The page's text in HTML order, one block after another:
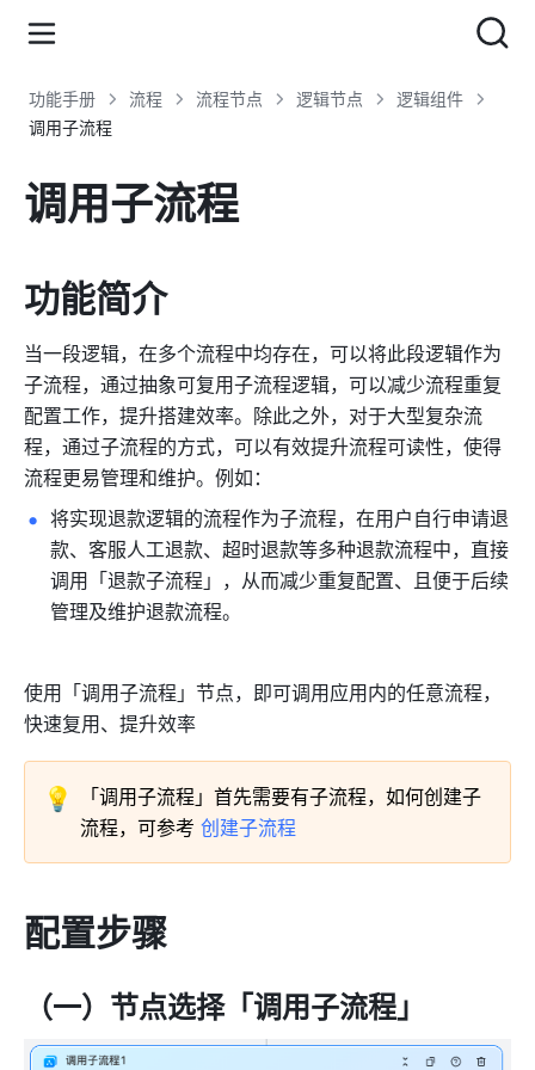
功能手册 流程 流程节点 逻辑节点
逻辑组件
调用子流程
调用子流程
功能简介
当一段逻辑，在多个流程中均存在，可以将此段逻辑作为
子流程，通过抽象可复用子流程逻辑，可以减少流程重复
配置工作，提升搭建效率。除此之外，对于大型复杂流
程，通过子流程的方式，可以有效提升流程可读性，使得
流程更易管理和维护。例如：
将实现退款逻辑的流程作为子流程，在用户自行申请退
款、客服人工退款、超时退款等多种退款流程中，直接
调用「退款子流程」，从而减少重复配置、且便于后续
管理及维护退款流程。
使用「调用子流程」节点，即可调用应用内的任意流程，
快速复用、提升效率
💡
「调用子流程」首先需要有子流程，如何创建子
流程，可参考 创建子流程
配置步骤
（一）节点选择「调用子流程」